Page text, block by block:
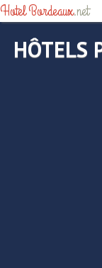
Hotel Bordeaux.net
HÔTELS